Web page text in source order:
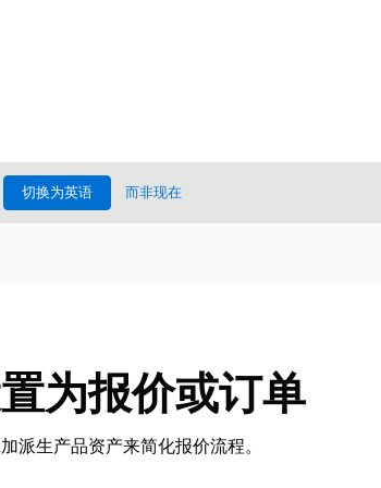
切换为英语 而非现在
为报价或订单
派生产品资产来简化报价流程。